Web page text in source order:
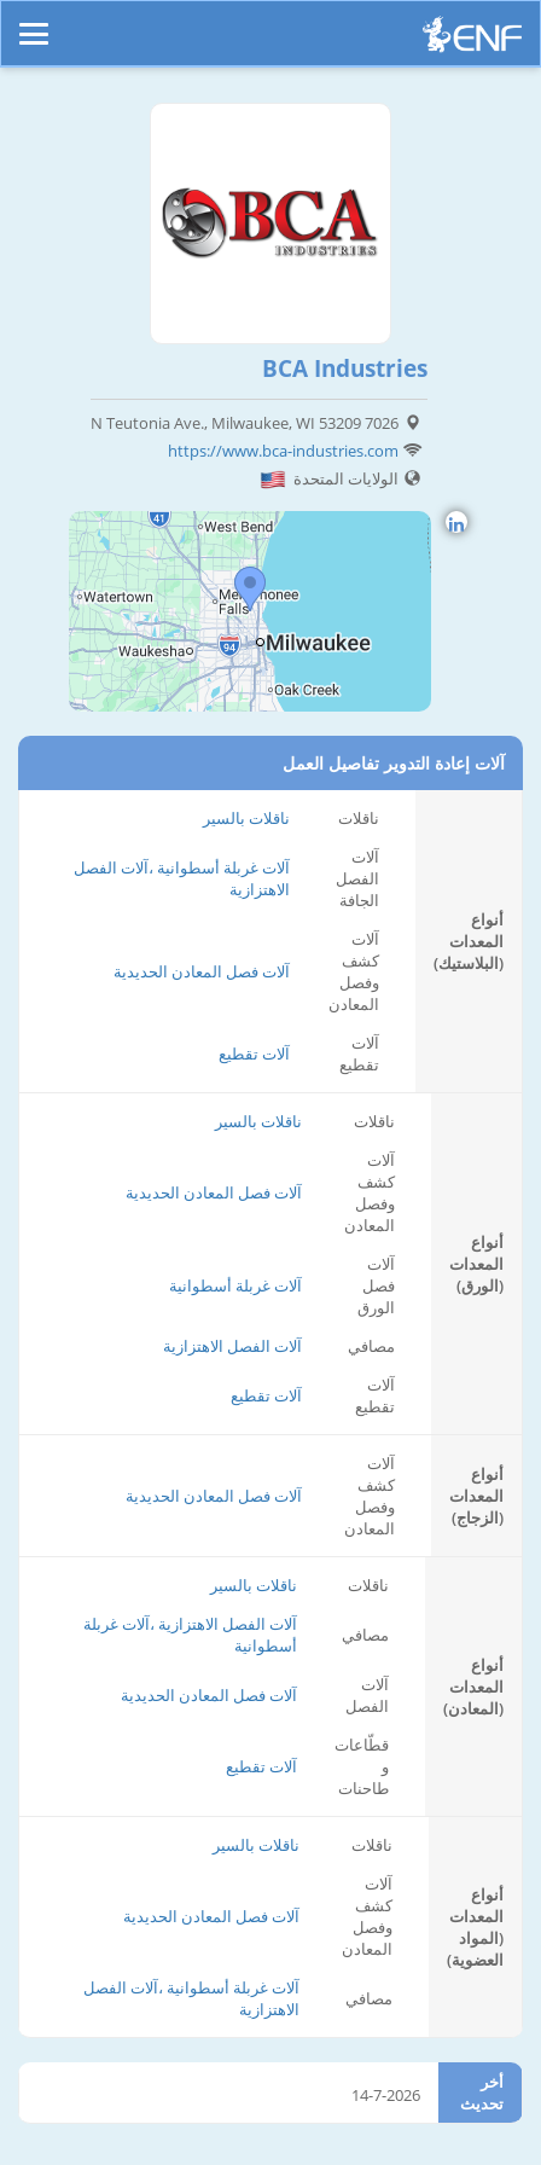
BCA Industries
7026 N Teutonia Ave., Milwaukee, WI 53209
https://www.bca-industries.com
الولايات المتحدة
آلات إعادة التدوير تفاصيل العمل
أنواع
المعدات
(البلاستيك)
ناقلات
ناقلات بالسير
آلات
الفصل
الجافة
آلات غربلة أسطوانية ،آلات الفصل
الاهتزازية
آلات
كشف
وفصل
المعادن
آلات فصل المعادن الحديدية
آلات
تقطيع
آلات تقطيع
أنواع
المعدات
(الورق)
ناقلات
ناقلات بالسير
آلات
كشف
وفصل
المعادن
آلات فصل المعادن الحديدية
آلات
فصل
الورق
آلات غربلة أسطوانية
مصافي
آلات الفصل الاهتزازية
آلات
تقطيع
آلات تقطيع
أنواع
المعدات
(الزجاج)
آلات
كشف
وفصل
المعادن
آلات فصل المعادن الحديدية
أنواع
المعدات
(المعادن)
ناقلات ناقلات بالسير
مصافي
آلات الفصل الاهتزازية ،آلات غربلة
أسطوانية
آلات
الفصل
آلات فصل المعادن الحديدية
قطّاعات
و
طاحنات
آلات تقطيع
أنواع
المعدات
(المواد
العضوية)
ناقلات
ناقلات بالسير
آلات
كشف
وفصل
المعادن
آلات فصل المعادن الحديدية
مصافي
آلات غربلة أسطوانية ،آلات الفصل
الاهتزازية
أخر
تحديث
14-7-2026